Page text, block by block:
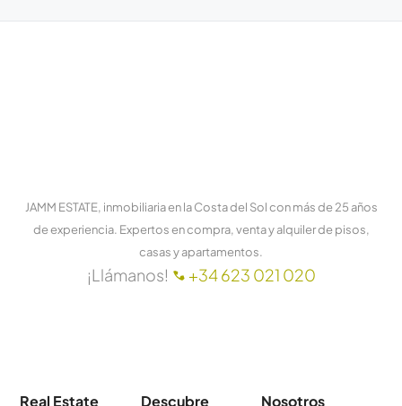
JAMM ESTATE, inmobiliaria en la Costa del Sol con más de 25 años
de experiencia. Expertos en compra, venta y alquiler de pisos,
casas y apartamentos.
¡Llámanos! +34 623 021 020
Real Estate Descubre Nosotros